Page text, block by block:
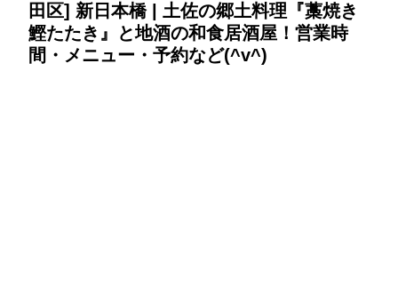
田区] 新日本橋 | 土佐の郷土料理『藁焼き
鰹たたき』と地酒の和食居酒屋！営業時
間・メニュー・予約など(^v^)